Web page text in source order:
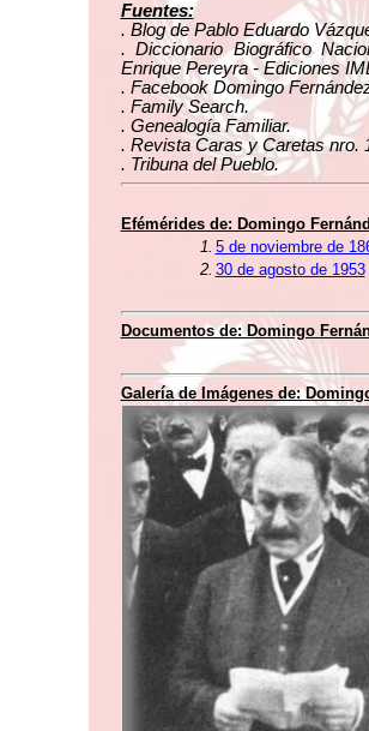
Fuentes:
. Blog de Pablo Eduardo
. Diccionario Biográfico
Enrique Pereyra - Ediciones
. Facebook Domingo
. Family Search.
. Genealogía Familiar.
. Revista Caras y Caretas nro.
. Tribuna del Pueblo.
Efémérides de: Domingo
1. 5 de noviembre de
2. 30 de agosto de 1953
Documentos de: Domingo
Galería de Imágenes de: